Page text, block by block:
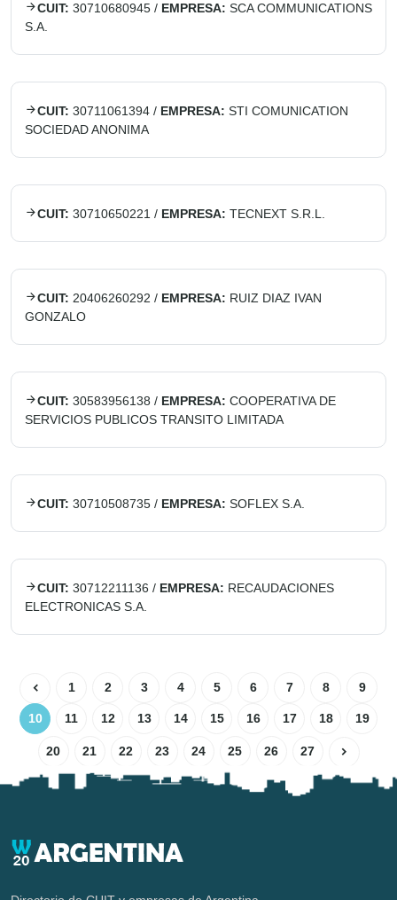
CUIT: 30710680945 / EMPRESA: SCA COMMUNICATIONS
S.A.
CUIT: 30711061394 / EMPRESA: STI COMUNICATION
SOCIEDAD ANONIMA
CUIT: 30710650221 / EMPRESA: TECNEXT S.R.L.
CUIT: 20406260292 / EMPRESA: RUIZ DIAZ IVAN
GONZALO
CUIT: 30583956138 / EMPRESA: COOPERATIVA DE
SERVICIOS PUBLICOS TRANSITO LIMITADA
CUIT: 30710508735 / EMPRESA: SOFLEX S.A.
CUIT: 30712211136 / EMPRESA: RECAUDACIONES
ELECTRONICAS S.A.
1 2 3 4 5 6 7 8 9
10 11 12 13 14 15 16 17 18 19
20 21 22 23 24 25 26 27